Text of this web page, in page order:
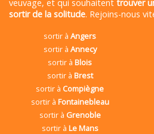
veuvage, et qui souhaitent trouver
sortir de la solitude. Rejoins-nous
sortir àAngers
sortir à Annecy
sortir àBlois
sortir à Brest
sortir à Compiègne
sortir à Fontainebleau
sortir à Grenoble
sortir à Le Mans